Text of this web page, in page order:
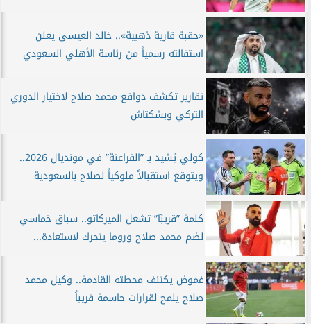
«حقبة قارية ذهبية».. خالد العيسى يعلن
استقالته رسمياً من رئاسة الأهلي السعودي
تقارير تكشف دوافع محمد صلاح لاختيار الدوري
التركي وبشكتاش
كولي يُشيد بـ ”الفراعنة” في مونديال 2026..
ويتوقع استقبالاً ملوكياً لصلاح بالسعودية
كلمة ”قريبًا” تشعل الميركاتو.. سباق خماسي
لضم محمد صلاح وروما يتحرك لاستعادة...
غموض يكتنف محطته القادمة.. وكيل محمد
صلاح يلمح لقرارات حاسمة قريباً